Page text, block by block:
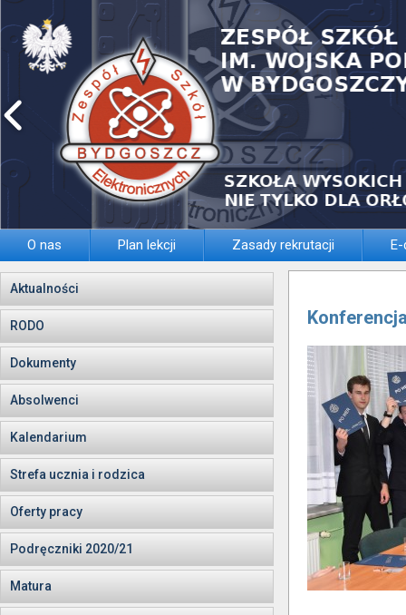
O nas Plan lekcji Zasady rekrutacji
Aktualności
RODO
Dokumenty
Absolwenci
Kalendarium
Strefa ucznia i rodzica
Oferty pracy
Podręczniki 2020/21
Matura